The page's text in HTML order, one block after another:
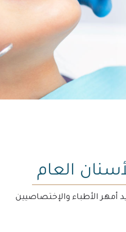
العام
أمهر الأطباء والإختصاصيين